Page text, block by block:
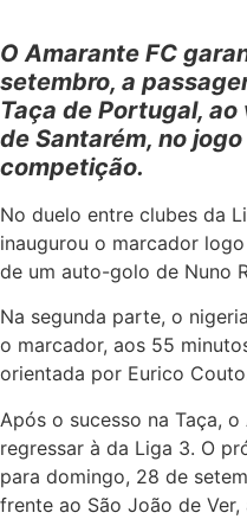
O Amarante FC
setembro, a
Taça de Portugal,
de Santarém, no
competição.
No duelo entre clubes da
inaugurou o marcador
de um auto-golo de Nuno
Na segunda parte, o
o marcador, aos 55
orientada por Eurico
Após o sucesso na Taça,
regressar à da Liga 3. O
para domingo, 28 de
frente ao São João de